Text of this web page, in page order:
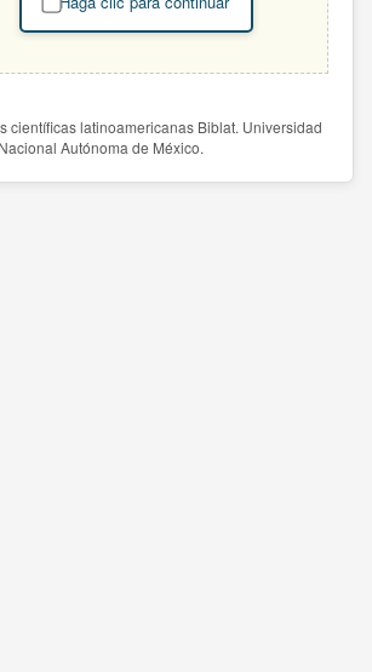
científicas latinoamericanas Biblat. Universidad
Nacional Autónoma de México.